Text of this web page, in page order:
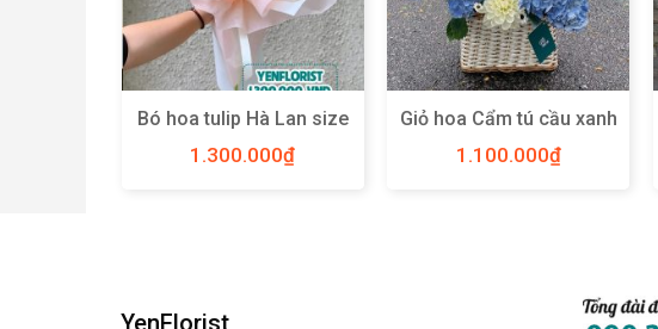
Bó hoa tulip Hà Lan size
1.300.000₫
Giỏ hoa Cẩm tú cầu xanh
size L – YN31
1.100.000₫
YenFlorist